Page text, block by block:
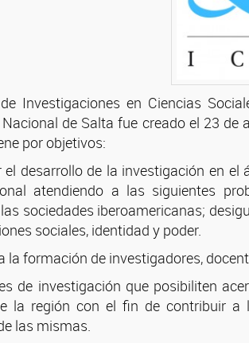
Investigaciones en Ciencias
de Salta fue creado el 23
por objetivos:
el desarrollo de la investigación en
atendiendo a las siguientes
sociedades iberoamericanas;
sociales, identidad y poder.
la formación de investigadores,
de investigación que posibiliten
la región con el fin de contribuir
las mismas.